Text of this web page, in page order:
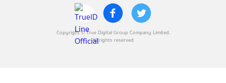
Copyright © True Digital Group Company Limited.
All rights reserved